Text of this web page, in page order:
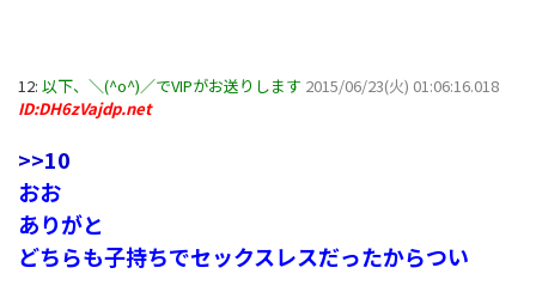
12: 以下、＼(^o^)／でVIPがお送りします 2015/06/23(火) 01:06:16.018
ID:DH6zVajdp.net
>>10
おお
ありがと
どちらも子持ちでセックスレスだったからつい